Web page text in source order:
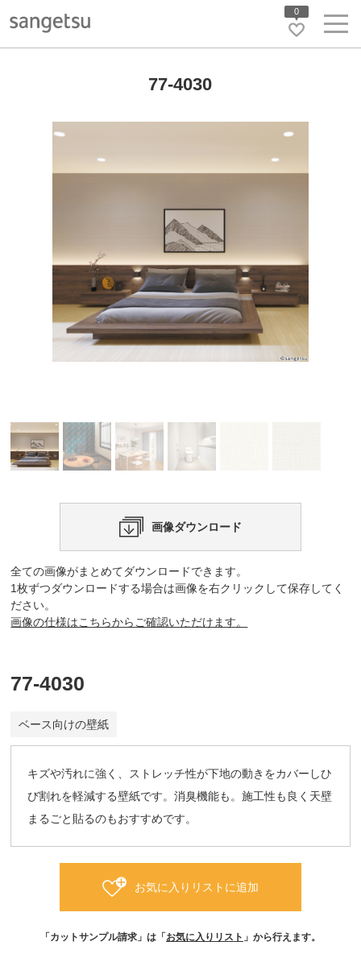
0
77-4030
画像ダウンロード
全ての画像がまとめてダウンロードできます。
1枚ずつダウンロードする場合は画像を右クリックして保存してく
ださい。
画像の仕様はこちらからご確認いただけます。
77-4030
ベース向けの壁紙
キズや汚れに強く、ストレッチ性が下地の動きをカバーしひ
び割れを軽減する壁紙です。消臭機能も。施工性も良く天壁
まるごと貼るのもおすすめです。
お気に入りリストに追加
「カットサンプル請求」は「 お気に入りリスト 」から行えます。